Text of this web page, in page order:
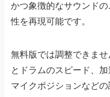
かつ象徴的なサウンド
性を再現可能です。
無料版では調整できま
とドラムのスピード、
マイクポジションなどの